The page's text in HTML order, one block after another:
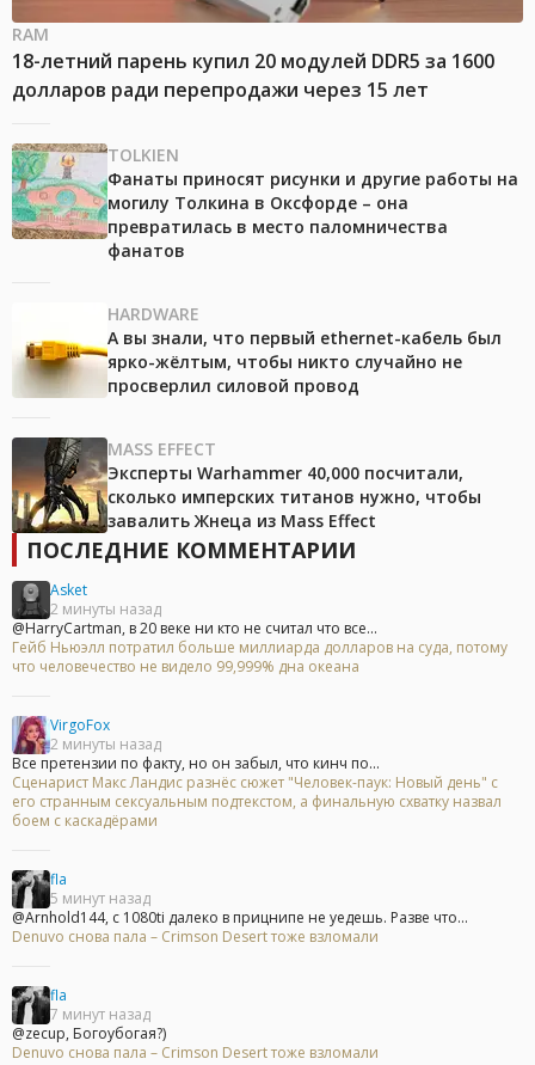
RAM
18-летний парень купил 20 модулей DDR5 за 1600
долларов ради перепродажи через 15 лет
TOLKIEN
Фанаты приносят рисунки и другие работы на
могилу Толкина в Оксфорде – она
превратилась в место паломничества
фанатов
HARDWARE
А вы знали, что первый ethernet-кабель был
ярко-жёлтым, чтобы никто случайно не
просверлил силовой провод
MASS EFFECT
Эксперты Warhammer 40,000 посчитали,
сколько имперских титанов нужно, чтобы
завалить Жнеца из Mass Effect
ПОСЛЕДНИЕ КОММЕНТАРИИ
Asket
2 минуты назад
@HarryCartman, в 20 веке ни кто не считал что все...
Гейб Ньюэлл потратил больше миллиарда долларов на суда, потому
что человечество не видело 99,999% дна океана
VirgoFox
2 минуты назад
Все претензии по факту, но он забыл, что кинч по...
Сценарист Макс Ландис разнёс сюжет "Человек-паук: Новый день" с
его странным сексуальным подтекстом, а финальную схватку назвал
боем с каскадёрами
fla
5 минут назад
@Arnhold144, с 1080ti далеко в прицнипе не уедешь. Разве что...
Denuvo снова пала – Crimson Desert тоже взломали
fla
7 минут назад
@zecup, Богоубогая?)
Denuvo снова пала – Crimson Desert тоже взломали